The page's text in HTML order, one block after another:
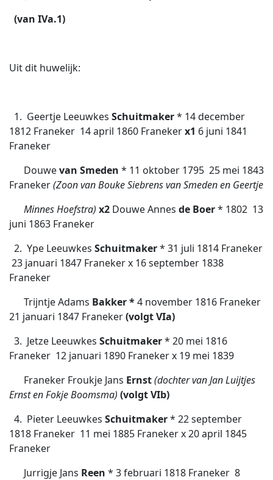
(van IVa.1)
Uit dit huwelijk:
1. Geertje Leeuwkes Schuitmaker* 14 december
1812 Franeker  14 april 1860 Franekerx1 6 juni 1841
Franeker
Douwevan Smeden * 11 oktober 1795  25 mei 1843
Franeker(Zoon van Bouke Siebrens van Smeden en Geertje
Minnes Hoefstra) x2 Douwe Annes de Boer* 1802  13
juni 1863 Franeker
2. Ype Leeuwkes Schuitmaker* 31 juli 1814 Franeker
 23 januari 1847 Franeker x 16 september 1838
Franeker
Trijntje Adams Bakker *4 november 1816 Franeker 
21 januari 1847 Franeker(volgt VIa)
3. Jetze Leeuwkes Schuitmaker* 20 mei 1816
Franeker  12 januari 1890 Franeker x 19 mei 1839
Franeker Froukje Jans Ernst(dochter van Jan Luijtjes
Ernst en Fokje Boomsma) (volgt VIb)
4. Pieter Leeuwkes Schuitmaker* 22 september
1818 Franeker  11 mei 1885 Franeker x 20 april 1845
Franeker
Jurrigje Jans Reen * 3 februari 1818 Franeker  8